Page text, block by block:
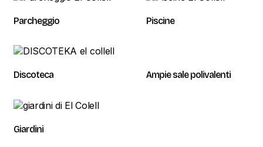
Parcheggio Piscine
Discoteca Ampie sale polivalenti
Giardini